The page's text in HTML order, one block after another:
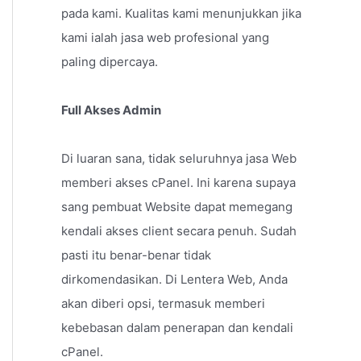
pada kami. Kualitas kami menunjukkan jika
kami ialah jasa web profesional yang
paling dipercaya.
Full Akses Admin
Di luaran sana, tidak seluruhnya jasa Web
memberi akses cPanel. Ini karena supaya
sang pembuat Website dapat memegang
kendali akses client secara penuh. Sudah
pasti itu benar-benar tidak
dirkomendasikan. Di Lentera Web, Anda
akan diberi opsi, termasuk memberi
kebebasan dalam penerapan dan kendali
cPanel.